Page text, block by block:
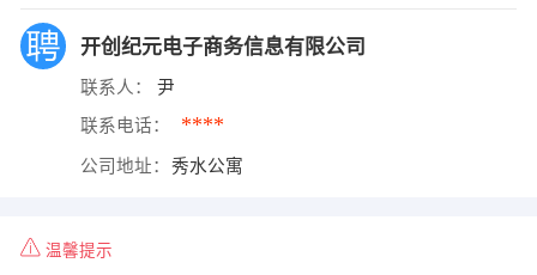
开创纪元电子商务信息有限公司
联系人： 尹
联系电话： ****
公司地址： 秀水公寓
温馨提示